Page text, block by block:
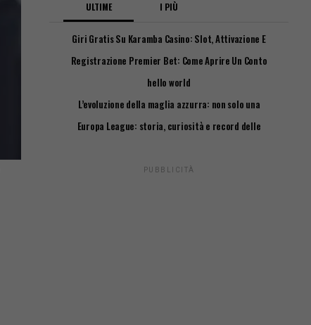
ULTIME I PIÙ
Giri Gratis Su Karamba Casino: Slot, Attivazione E
Registrazione Premier Bet: Come Aprire Un Conto
hello world
L’evoluzione della maglia azzurra: non solo una
Europa League: storia, curiosità e record delle
PUBBLICITÀ